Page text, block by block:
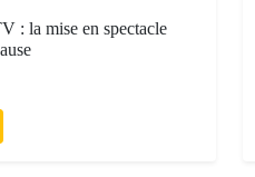
: la mise en spectacle